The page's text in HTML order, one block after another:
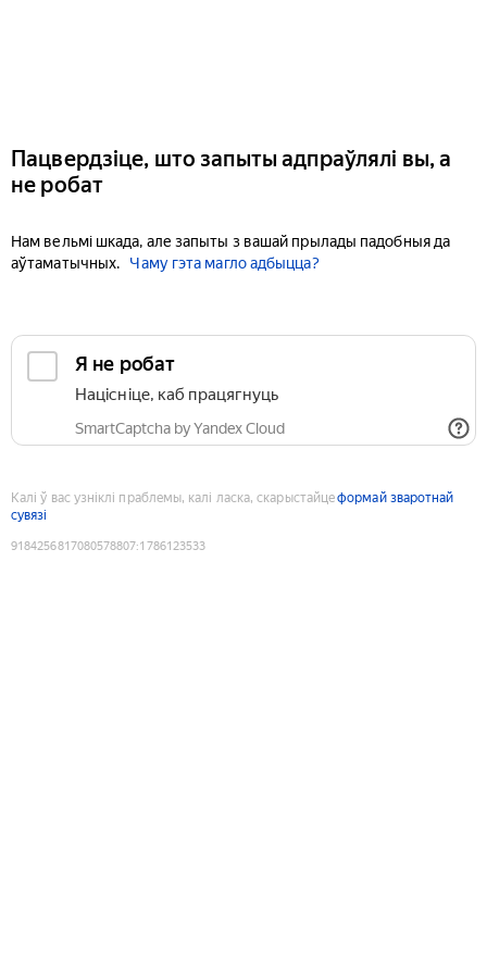
Пацвердзіце, што запыты адпраўлялі вы, а
не робат
Нам вельмі шкада, але запыты з вашай прылады падобныя да
аўтаматычных.
Чаму гэта магло адбыцца?
Я не робат
Націсніце, каб працягнуць
SmartCaptcha by Yandex Cloud
Калі ў вас узніклі праблемы, калі ласка, скарыстайцеформай зваротнай
сувязі
9184256817080578807:1786123533